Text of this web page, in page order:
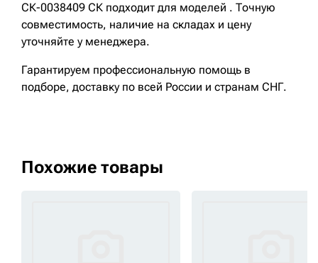
СК-0038409 СК подходит для моделей . Точную
совместимость, наличие на складах и цену
уточняйте у менеджера.
Гарантируем профессиональную помощь в
подборе, доставку по всей России и странам СНГ.
Похожие товары